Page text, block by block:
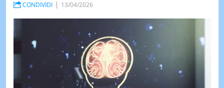
CONDIVIDI 13/04/2026